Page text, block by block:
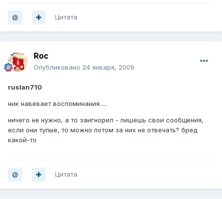
Цитата
Roc
Опубликовано 24 января, 2009
ruslan710
ник навевает воспоминания.....
ничего не нужно, а то заигнорил - пишешь свои сообщения,
если они тупые, то можно потом за них не отвечать? бред
какой-то
Цитата